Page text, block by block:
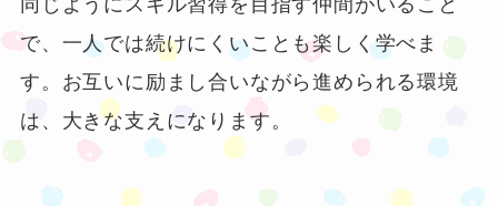
で、一人では続けにくいことも楽しく学べま
す。お互いに励まし合いながら進められる環境
は、大きな支えになります。